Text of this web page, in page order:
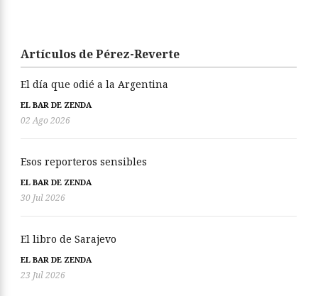
Artículos de Pérez-Reverte
El día que odié a la Argentina
EL BAR DE ZENDA
02 Ago 2026
Esos reporteros sensibles
EL BAR DE ZENDA
30 Jul 2026
El libro de Sarajevo
EL BAR DE ZENDA
23 Jul 2026